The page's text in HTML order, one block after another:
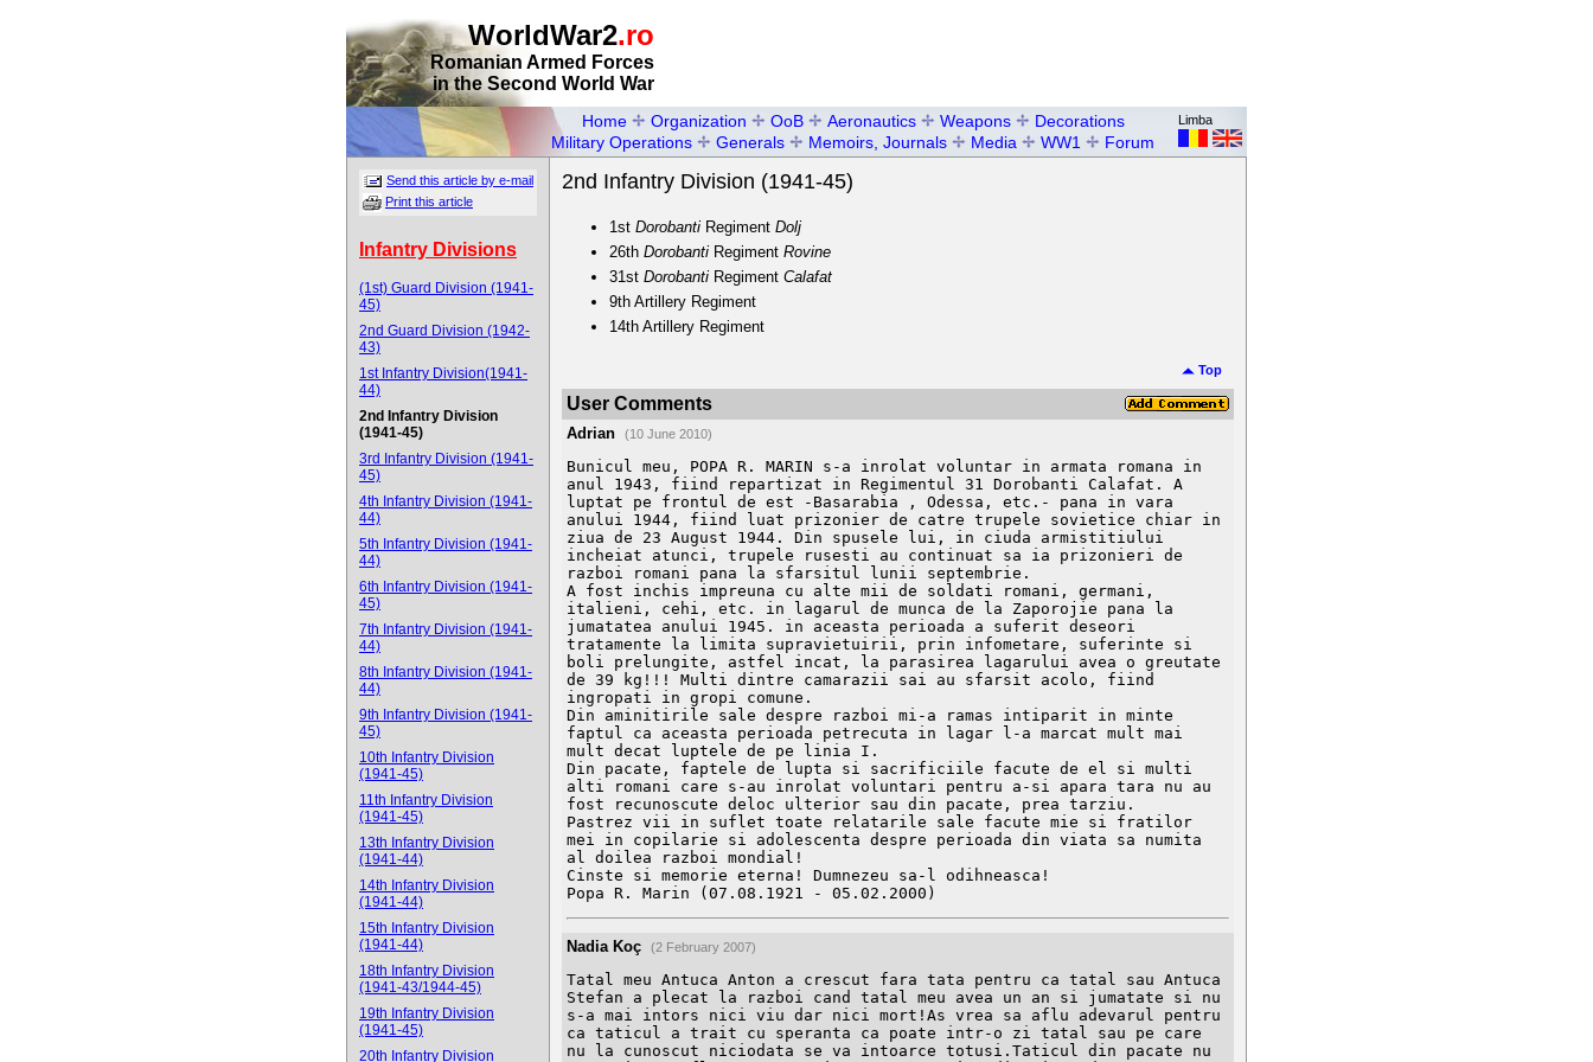
WorldWar2.ro
Romanian Armed Forces
in the Second World War
Home Organization OoB Aeronautics Weapons
Decorations
Military Operations
Generals Memoirs, Journals Media WW1 Forum
Limba
Send this article by e-mail
Print this article
Infantry Divisions
(1st) Guard Division (1941-
45)
2nd Guard Division (1942-
43)
1st Infantry Division(1941-
44)
2nd Infantry Division
(1941-45)
3rd Infantry Division (1941-
45)
4th Infantry Division (1941-
44)
5th Infantry Division (1941-
44)
6th Infantry Division (1941-
45)
7th Infantry Division (1941-
44)
8th Infantry Division (1941-
44)
9th Infantry Division (1941-
45)
10th Infantry Division
(1941-45)
11th Infantry Division
(1941-45)
13th Infantry Division
(1941-44)
14th Infantry Division
(1941-44)
15th Infantry Division
(1941-44)
18th Infantry Division
(1941-43/1944-45)
19th Infantry Division
(1941-45)
20th Infantry Division
2nd Infantry Division (1941-45)
1st Dorobanti Regiment Dolj
26th Dorobanti Regiment Rovine
31st Dorobanti Regiment Calafat
9th Artillery Regiment
14th Artillery Regiment
Top
User Comments
Adrian (10 June 2010)
Bunicul meu, POPA R. MARIN s-a inrolat voluntar in armata romana in
anul 1943, fiind repartizat in Regimentul 31 Dorobanti Calafat. A
luptat pe frontul de est -Basarabia , Odessa, etc.- pana in vara
anului 1944, fiind luat prizonier de catre trupele sovietice chiar in
ziua de 23 August 1944. Din spusele lui, in ciuda armistitiului
incheiat atunci, trupele rusesti au continuat sa ia prizonieri de
razboi romani pana la sfarsitul lunii septembrie.
A fost inchis impreuna cu alte mii de soldati romani, germani,
italieni, cehi, etc. in lagarul de munca de la Zaporojie pana la
jumatatea anului 1945. in aceasta perioada a suferit deseori
tratamente la limita supravietuirii, prin infometare, suferinte si
boli prelungite, astfel incat, la parasirea lagarului avea o greutate
de 39 kg!!! Multi dintre camarazii sai au sfarsit acolo, fiind
ingropati in gropi comune.
Din aminitirile sale despre razboi mi-a ramas intiparit in minte
faptul ca aceasta perioada petrecuta in lagar l-a marcat mult mai
mult decat luptele de pe linia I.
Din pacate, faptele de lupta si sacrificiile facute de el si multi
alti romani care s-au inrolat voluntari pentru a-si apara tara nu au
fost recunoscute deloc ulterior sau din pacate, prea tarziu.
Pastrez vii in suflet toate relatarile sale facute mie si fratilor
mei in copilarie si adolescenta despre perioada din viata sa numita
al doilea razboi mondial!
Cinste si memorie eterna! Dumnezeu sa-l odihneasca!
Popa R. Marin (07.08.1921 - 05.02.2000)
Nadia Koç (2 February 2007)
Tatal meu Antuca Anton a crescut fara tata pentru ca tatal sau Antuca
Stefan a plecat la razboi cand tatal meu avea un an si jumatate si nu
s-a mai intors nici viu dar nici mort!As vrea sa aflu adevarul pentru
ca taticul a trait cu speranta ca poate intr-o zi tatal sau pe care
nu la cunoscut niciodata se va intoarce totusi.Taticul din pacate nu